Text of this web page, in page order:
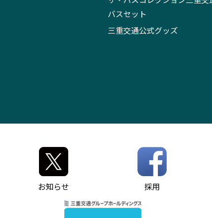
バスセット
三重交通公式グッズ
お知らせ 採用